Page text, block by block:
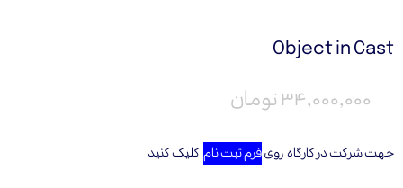
Object in Cast
۳۴,۰۰۰,۰۰۰ تومان
جهت شرکت در کارگاه رویفرم ثبت نام کلیک کنید